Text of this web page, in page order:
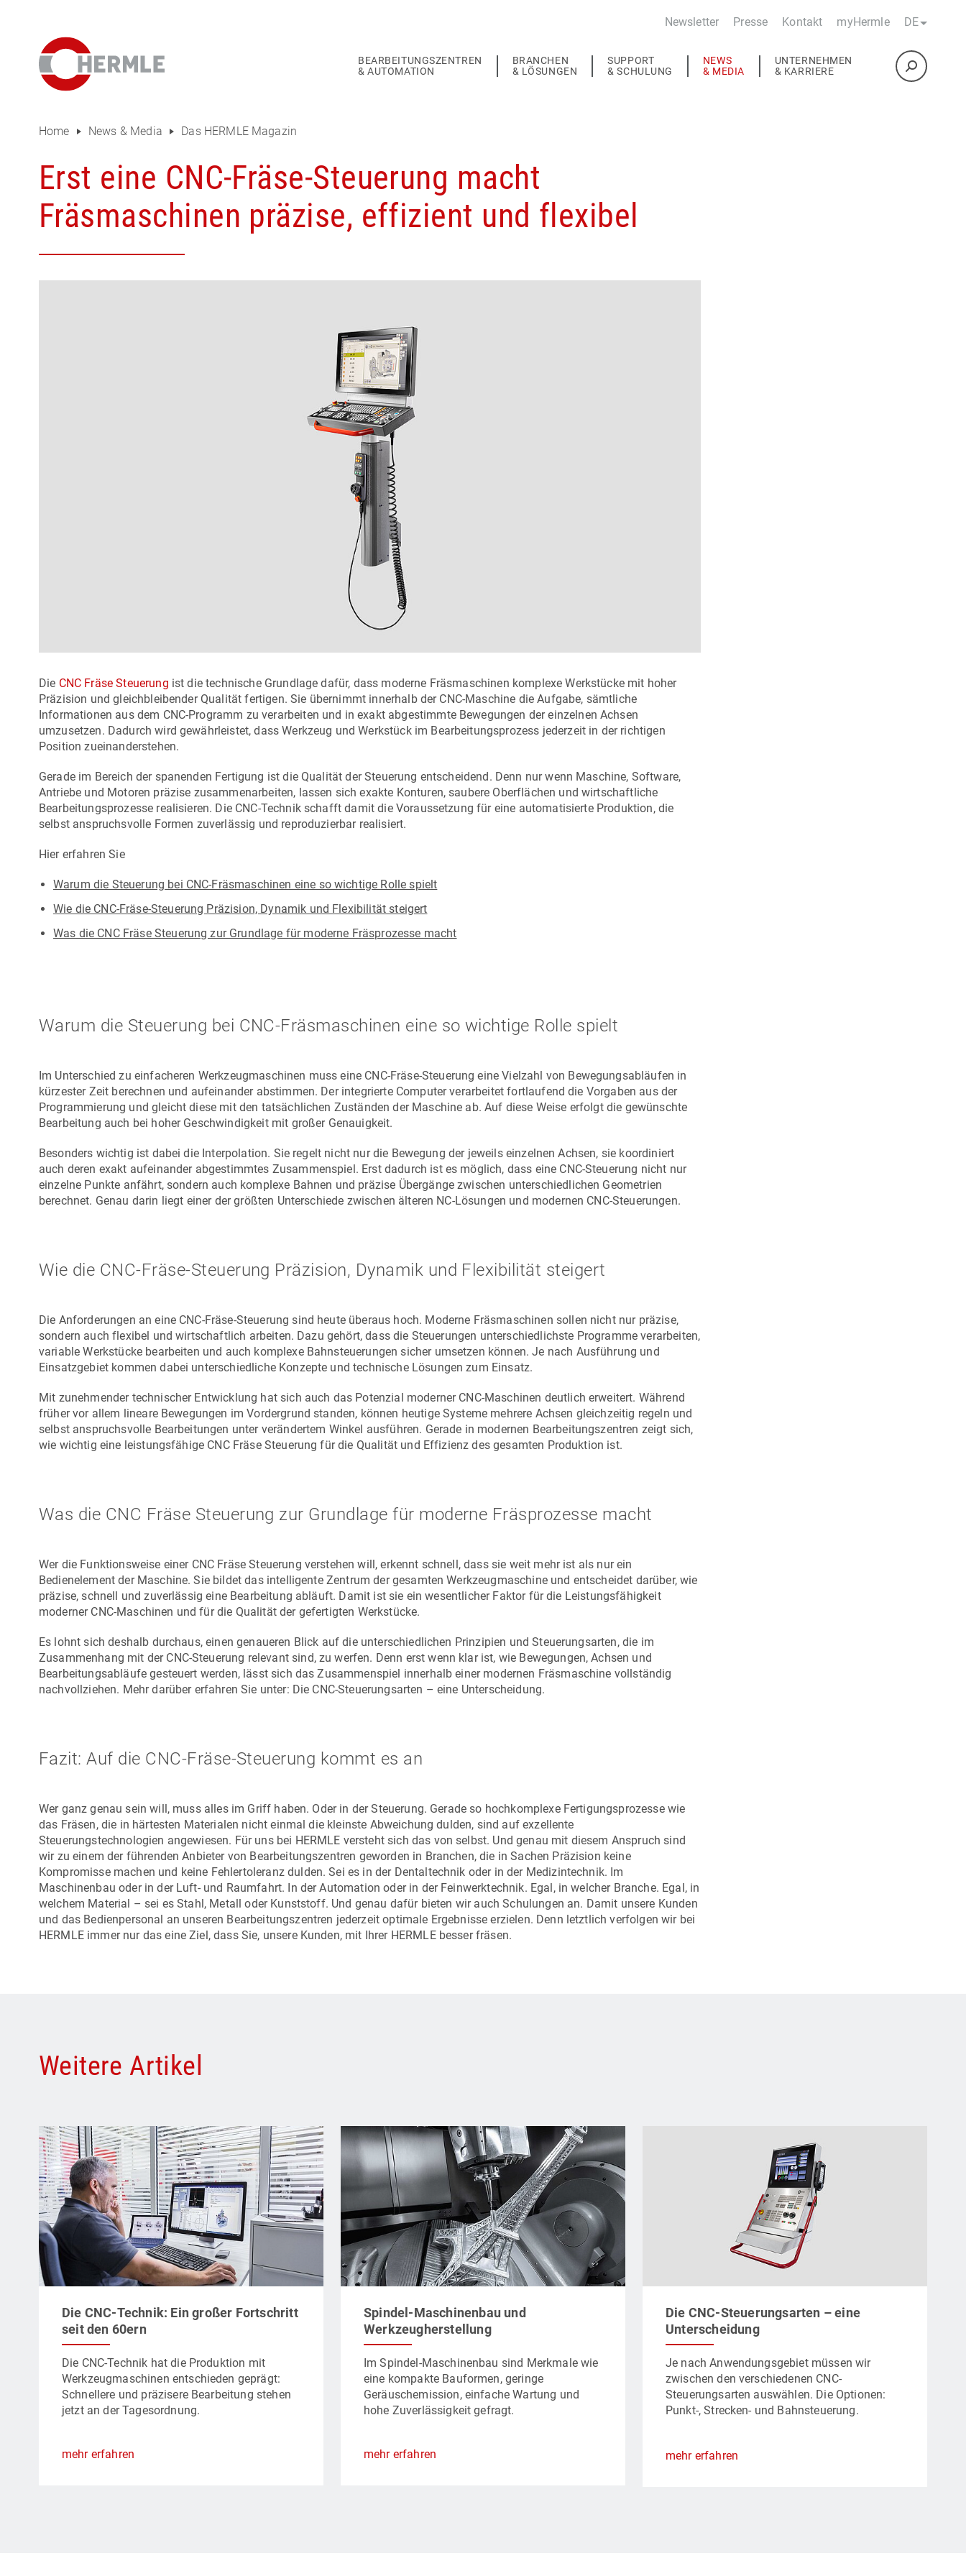
Newsletter Presse Kontakt myHermle DE
BEARBEITUNGSZENTREN
& AUTOMATION
BRANCHEN
& LÖSUNGEN
SUPPORT
& SCHULUNG
NEWS
& MEDIA
UNTERNEHMEN
& KARRIERE
Das HERMLE Magazin
Das Unternehmen
Organigramm
Compliance
Investor Relations
Home News & Media Das HERMLE Magazin
Erst eine CNC-Fräse-Steuerung macht
Fräsmaschinen präzise, effizient und flexibel
Die CNC Fräse Steuerung ist die technische Grundlage dafür, dass moderne Fräsmaschinen komplexe Werkstücke mit hoher
Präzision und gleichbleibender Qualität fertigen. Sie übernimmt innerhalb der CNC-Maschine die Aufgabe, sämtliche
Informationen aus dem CNC-Programm zu verarbeiten und in exakt abgestimmte Bewegungen der einzelnen Achsen
umzusetzen. Dadurch wird gewährleistet, dass Werkzeug und Werkstück im Bearbeitungsprozess jederzeit in der richtigen
Position zueinanderstehen.
Gerade im Bereich der spanenden Fertigung ist die Qualität der Steuerung entscheidend. Denn nur wenn Maschine, Software,
Antriebe und Motoren präzise zusammenarbeiten, lassen sich exakte Konturen, saubere Oberflächen und wirtschaftliche
Bearbeitungsprozesse realisieren. Die CNC-Technik schafft damit die Voraussetzung für eine automatisierte Produktion, die
selbst anspruchsvolle Formen zuverlässig und reproduzierbar realisiert.
Hier erfahren Sie
Warum die Steuerung bei CNC-Fräsmaschinen eine so wichtige Rolle spielt
Wie die CNC-Fräse-Steuerung Präzision, Dynamik und Flexibilität steigert
Was die CNC Fräse Steuerung zur Grundlage für moderne Fräsprozesse macht
Warum die Steuerung bei CNC-Fräsmaschinen eine so wichtige Rolle spielt
Im Unterschied zu einfacheren Werkzeugmaschinen muss eine CNC-Fräse-Steuerung eine Vielzahl von Bewegungsabläufen in
kürzester Zeit berechnen und aufeinander abstimmen. Der integrierte Computer verarbeitet fortlaufend die Vorgaben aus der
Programmierung und gleicht diese mit den tatsächlichen Zuständen der Maschine ab. Auf diese Weise erfolgt die gewünschte
Bearbeitung auch bei hoher Geschwindigkeit mit großer Genauigkeit.
Besonders wichtig ist dabei die Interpolation. Sie regelt nicht nur die Bewegung der jeweils einzelnen Achsen, sie koordiniert
auch deren exakt aufeinander abgestimmtes Zusammenspiel. Erst dadurch ist es möglich, dass eine CNC-Steuerung nicht nur
einzelne Punkte anfährt, sondern auch komplexe Bahnen und präzise Übergänge zwischen unterschiedlichen Geometrien
berechnet. Genau darin liegt einer der größten Unterschiede zwischen älteren NC-Lösungen und modernen CNC-Steuerungen.
Wie die CNC-Fräse-Steuerung Präzision, Dynamik und Flexibilität steigert
Die Anforderungen an eine CNC-Fräse-Steuerung sind heute überaus hoch. Moderne Fräsmaschinen sollen nicht nur präzise,
sondern auch flexibel und wirtschaftlich arbeiten. Dazu gehört, dass die Steuerungen unterschiedlichste Programme verarbeiten,
variable Werkstücke bearbeiten und auch komplexe Bahnsteuerungen sicher umsetzen können. Je nach Ausführung und
Einsatzgebiet kommen dabei unterschiedliche Konzepte und technische Lösungen zum Einsatz.
Mit zunehmender technischer Entwicklung hat sich auch das Potenzial moderner CNC-Maschinen deutlich erweitert. Während
früher vor allem lineare Bewegungen im Vordergrund standen, können heutige Systeme mehrere Achsen gleichzeitig regeln und
selbst anspruchsvolle Bearbeitungen unter verändertem Winkel ausführen. Gerade in modernen Bearbeitungszentren zeigt sich,
wie wichtig eine leistungsfähige CNC Fräse Steuerung für die Qualität und Effizienz des gesamten Produktion ist.
Was die CNC Fräse Steuerung zur Grundlage für moderne Fräsprozesse macht
Wer die Funktionsweise einer CNC Fräse Steuerung verstehen will, erkennt schnell, dass sie weit mehr ist als nur ein
Bedienelement der Maschine. Sie bildet das intelligente Zentrum der gesamten Werkzeugmaschine und entscheidet darüber, wie
präzise, schnell und zuverlässig eine Bearbeitung abläuft. Damit ist sie ein wesentlicher Faktor für die Leistungsfähigkeit
moderner CNC-Maschinen und für die Qualität der gefertigten Werkstücke.
Es lohnt sich deshalb durchaus, einen genaueren Blick auf die unterschiedlichen Prinzipien und Steuerungsarten, die im
Zusammenhang mit der CNC-Steuerung relevant sind, zu werfen. Denn erst wenn klar ist, wie Bewegungen, Achsen und
Bearbeitungsabläufe gesteuert werden, lässt sich das Zusammenspiel innerhalb einer modernen Fräsmaschine vollständig
nachvollziehen. Mehr darüber erfahren Sie unter: Die CNC-Steuerungsarten – eine Unterscheidung.
Fazit: Auf die CNC-Fräse-Steuerung kommt es an
Wer ganz genau sein will, muss alles im Griff haben. Oder in der Steuerung. Gerade so hochkomplexe Fertigungsprozesse wie
das Fräsen, die in härtesten Materialen nicht einmal die kleinste Abweichung dulden, sind auf exzellente
Steuerungstechnologien angewiesen. Für uns bei HERMLE versteht sich das von selbst. Und genau mit diesem Anspruch sind
wir zu einem der führenden Anbieter von Bearbeitungszentren geworden in Branchen, die in Sachen Präzision keine
Kompromisse machen und keine Fehlertoleranz dulden. Sei es in der Dentaltechnik oder in der Medizintechnik. Im
Maschinenbau oder in der Luft- und Raumfahrt. In der Automation oder in der Feinwerktechnik. Egal, in welcher Branche. Egal, in
welchem Material – sei es Stahl, Metall oder Kunststoff. Und genau dafür bieten wir auch Schulungen an. Damit unsere Kunden
und das Bedienpersonal an unseren Bearbeitungszentren jederzeit optimale Ergebnisse erzielen. Denn letztlich verfolgen wir bei
HERMLE immer nur das eine Ziel, dass Sie, unsere Kunden, mit Ihrer HERMLE besser fräsen.
Weitere Artikel
Die CNC-Technik: Ein großer Fortschritt
seit den 60ern
Die CNC-Technik hat die Produktion mit
Werkzeugmaschinen entschieden geprägt:
Schnellere und präzisere Bearbeitung stehen
jetzt an der Tagesordnung.
mehr erfahren
Spindel-Maschinenbau und
Werkzeugherstellung
Im Spindel-Maschinenbau sind Merkmale wie
eine kompakte Bauformen, geringe
Geräuschemission, einfache Wartung und
hohe Zuverlässigkeit gefragt.
mehr erfahren
Die CNC-Steuerungsarten – eine
Unterscheidung
Je nach Anwendungsgebiet müssen wir
zwischen den verschiedenen CNC-
Steuerungsarten auswählen. Die Optionen:
Punkt-, Strecken- und Bahnsteuerung.
mehr erfahren